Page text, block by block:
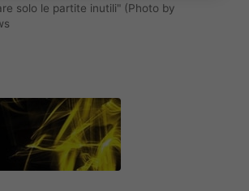
solo le partite inutili" (Photo by